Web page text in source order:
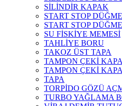
SİLİNDİR KAPAK
START STOP DÜĞME
START STOP
SU FİSKİYE MEMESİ
TAHLİYE BORU
TAKOZ ÜST TAPA
TAMPON ÇEKİ
TAMPON ÇEKİ
TAPA
TORPİDO GÖZÜ
TURBO YAĞLAMA